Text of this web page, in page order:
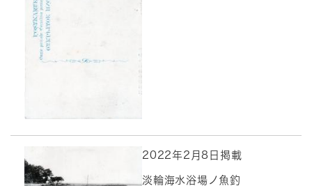
2022年2月8日掲載
淡輪海水浴場ノ魚釣